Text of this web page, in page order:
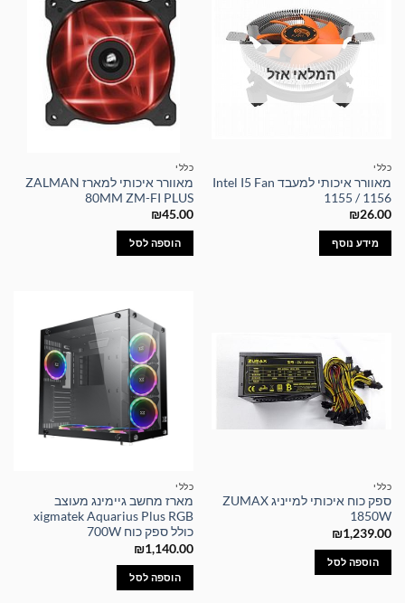
המלאי אזל
כללי
מאוורר איכותי למעבד Intel I5 Fan
1155 / 1156
₪26.00
מידע נוסף
כללי
מאוורר איכותי למארז ZALMAN
80MM ZM-FI PLUS
₪45.00
הוספה לסל
כללי
ספק כוח איכותי למייניג ZUMAX
1850W
₪1,239.00
הוספה לסל
כללי
מארז מחשב גיימינג מעוצב
xigmatek Aquarius Plus RGB
כולל ספק כוח 700W
₪1,140.00
הוספה לסל